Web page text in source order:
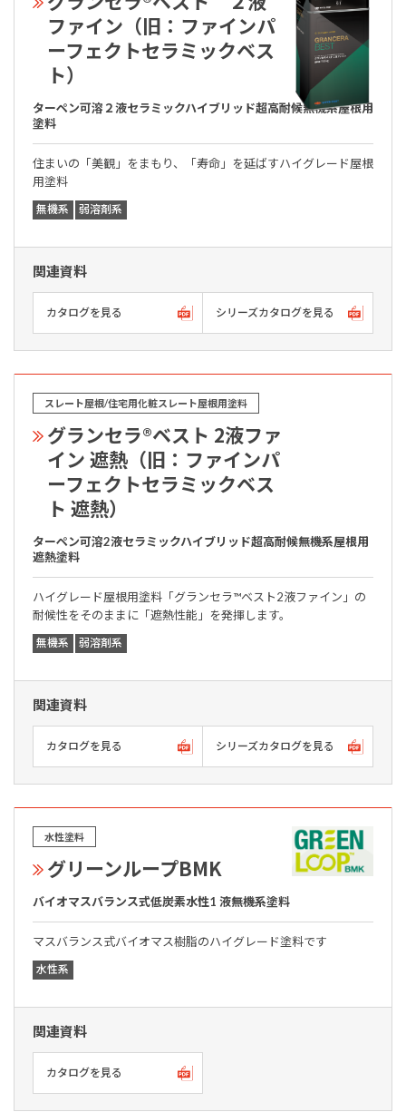
ファイン（旧：ファインパ
ーフェクトセラミックベス
ト）
ターペン可溶２液セラミックハイブリッド超高耐候無機系屋根用
塗料
住まいの「美観」をまもり、「寿命」を延ばすハイグレード屋根
用塗料
無機系 弱溶剤系
関連資料
カタログを見る シリーズカタログを見る
スレート屋根/住宅用化粧スレート屋根用塗料
グランセラ®ベスト 2液ファ
イン 遮熱（旧：ファインパ
ーフェクトセラミックベス
ト 遮熱）
ターペン可溶2液セラミックハイブリッド超高耐候無機系屋根用
遮熱塗料
ハイグレード屋根用塗料「グランセラ™ベスト2液ファイン」の
耐候性をそのままに「遮熱性能」を発揮します。
無機系 弱溶剤系
関連資料
カタログを見る シリーズカタログを見る
水性塗料
グリーンループBMK
バイオマスバランス式低炭素水性1 液無機系塗料
マスバランス式バイオマス樹脂のハイグレード塗料です
水性系
関連資料
カタログを見る